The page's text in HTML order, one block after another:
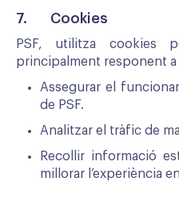
7. Cookies
PSF, utilitza cookies
principalment responent
Assegurar el
de PSF.
Analitzar el tràfic de
Recollir informació
millorar l’experiència